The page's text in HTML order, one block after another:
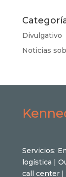
Divulgativo
Noticias
Servicios:
logística |
call center|